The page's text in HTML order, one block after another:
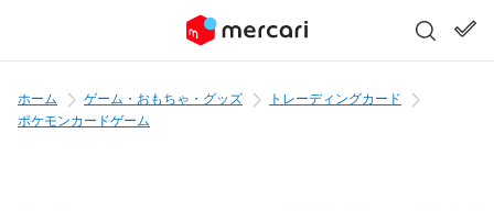
ホーム ゲーム・おもちゃ・グッズ
トレーディングカード
ポケモンカードゲーム